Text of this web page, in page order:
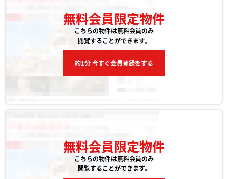
無料会員限定物件
こちらの物件は無料会員のみ
閲覧することができます。
約1分 今すぐ会員登録をする
無料会員限定物件
こちらの物件は無料会員のみ
閲覧することができます。